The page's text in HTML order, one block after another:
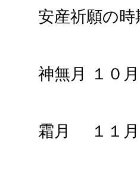
安産祈願の
神無月 １
霜月 １１